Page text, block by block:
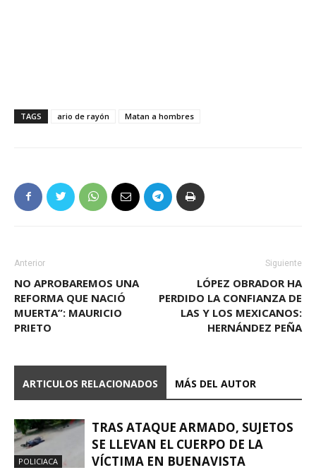
TAGS ario de rayón Matan a hombres
Anterior
NO APROBAREMOS UNA
REFORMA QUE NACIÓ
MUERTA”: MAURICIO
PRIETO
Siguiente
LÓPEZ OBRADOR HA
PERDIDO LA CONFIANZA DE
LAS Y LOS MEXICANOS:
HERNÁNDEZ PEÑA
ARTICULOS RELACIONADOS MÁS DEL AUTOR
POLICIACA
TRAS ATAQUE ARMADO, SUJETOS
SE LLEVAN EL CUERPO DE LA
VÍCTIMA EN BUENAVISTA